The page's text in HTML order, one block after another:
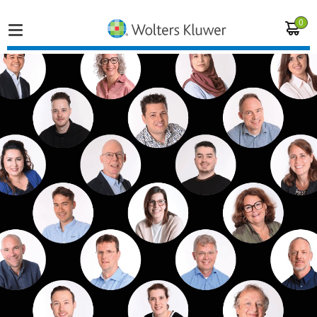
0
Home
Vakgebieden
Actueel
Producten
Opleidingen
Juridisch advies